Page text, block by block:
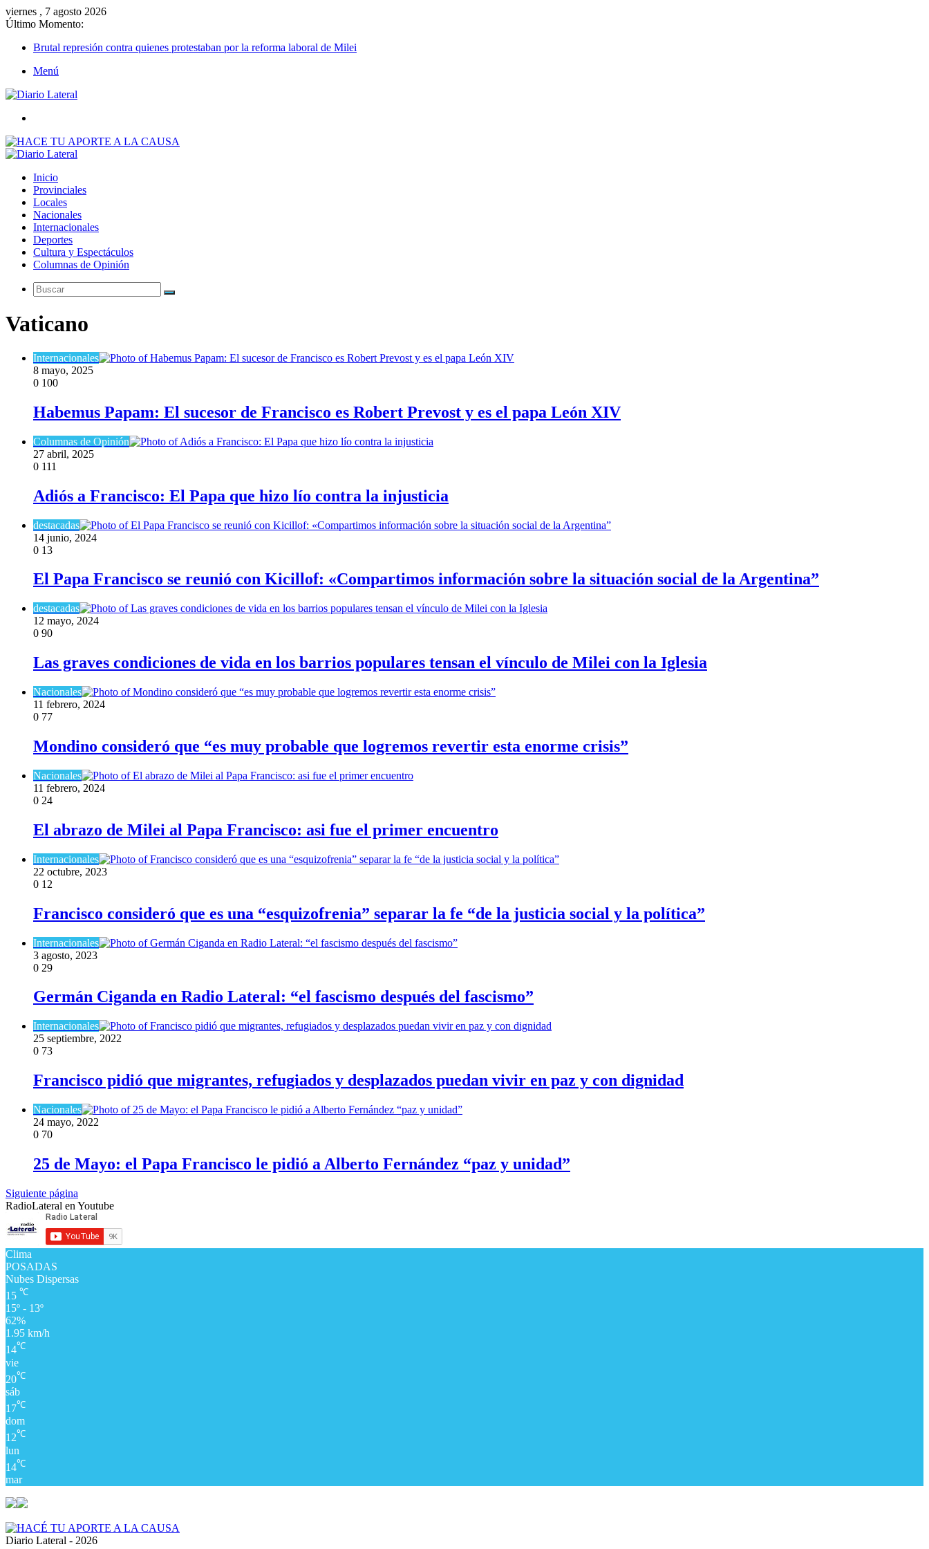
viernes , 7 agosto 2026
Último Momento:
Brutal represión contra quienes protestaban por la reforma laboral de Milei
Menú
Inicio
Provinciales
Locales
Nacionales
Internacionales
Deportes
Cultura y Espectáculos
Columnas de Opinión
Buscar
Vaticano
Internacionales
8 mayo, 2025
0 100
Habemus Papam: El sucesor de Francisco es Robert Prevost y es el papa León XIV
Columnas de Opinión
27 abril, 2025
0 111
Adiós a Francisco: El Papa que hizo lío contra la injusticia
destacadas
14 junio, 2024
0 13
El Papa Francisco se reunió con Kicillof: «Compartimos información sobre la situación social de la Argentina”
destacadas
12 mayo, 2024
0 90
Las graves condiciones de vida en los barrios populares tensan el vínculo de Milei con la Iglesia
Nacionales
11 febrero, 2024
0 77
Mondino consideró que “es muy probable que logremos revertir esta enorme crisis”
Nacionales
11 febrero, 2024
0 24
El abrazo de Milei al Papa Francisco: asi fue el primer encuentro
Internacionales
22 octubre, 2023
0 12
Francisco consideró que es una “esquizofrenia” separar la fe “de la justicia social y la política”
Internacionales
3 agosto, 2023
0 29
Germán Ciganda en Radio Lateral: “el fascismo después del fascismo”
Internacionales
25 septiembre, 2022
0 73
Francisco pidió que migrantes, refugiados y desplazados puedan vivir en paz y con dignidad
Nacionales
24 mayo, 2022
0 70
25 de Mayo: el Papa Francisco le pidió a Alberto Fernández “paz y unidad”
Siguiente página
RadioLateral en Youtube
Clima
POSADAS
Nubes Dispersas
15 ℃
15º - 13º
62%
1.95 km/h
14℃
vie
20℃
sáb
17℃
dom
12℃
lun
14℃
mar
Diario Lateral - 2026